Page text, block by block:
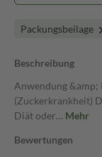
Packungsbeilage
Beschreibung
Anwendung
(Zuckerkrankheit)
Diät oder… Mehr
Bewertungen